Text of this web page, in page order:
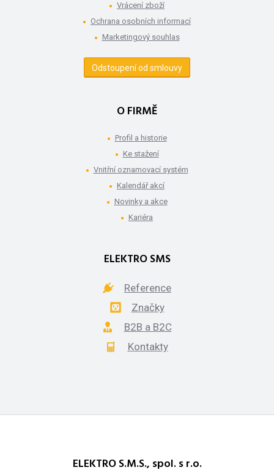
Vrácení zboží
Ochrana osobních informací
Marketingový souhlas
Odstoupení od smlouvy
O FIRMĚ
Profil a historie
Ke stažení
Vnitřní oznamovací systém
Kalendář akcí
Novinky a akce
Kariéra
ELEKTRO SMS
Reference
Značky
B2B a B2C
Kontakty
ELEKTRO S.M.S., spol. s r.o.